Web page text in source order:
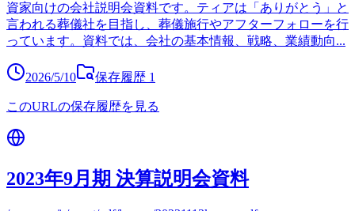
資家向けの会社説明会資料です。ティアは「ありがとう」と
言われる葬儀社を目指し、葬儀施行やアフターフォローを行
っています。資料では、会社の基本情報、戦略、業績動向...
2026/5/10 保存履歴 1
このURLの保存履歴を見る
2023年9月期 決算説明会資料